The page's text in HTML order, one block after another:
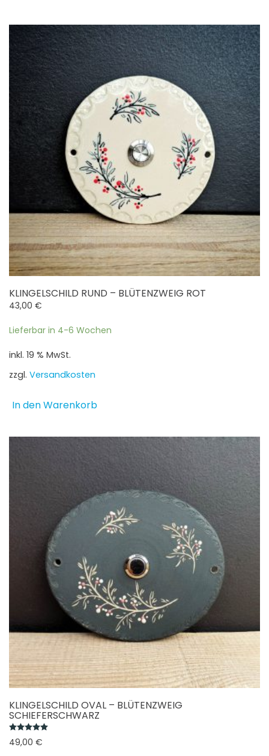
KLINGELSCHILD RUND – BLÜTENZWEIG ROT
43,00 €
Lieferbar in 4-6 Wochen
inkl. 19 % MwSt.
zzgl. Versandkosten
In den Warenkorb
KLINGELSCHILD OVAL – BLÜTENZWEIG
SCHIEFERSCHWARZ
49,00 €